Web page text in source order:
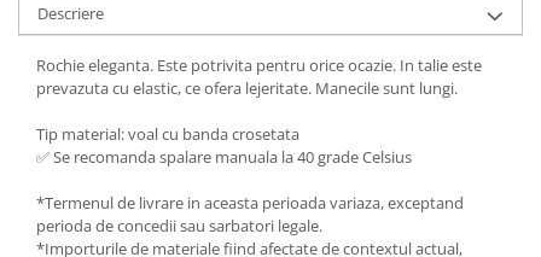
Descriere
Rochie eleganta. Este potrivita pentru orice ocazie. In talie este
prevazuta cu elastic, ce ofera lejeritate. Manecile sunt lungi.
Tip material: voal cu banda crosetata
✅ Se recomanda spalare manuala la 40 grade Celsius
*Termenul de livrare in aceasta perioada variaza, exceptand
perioda de concedii sau sarbatori legale.
*Importurile de materiale fiind afectate de contextul actual,